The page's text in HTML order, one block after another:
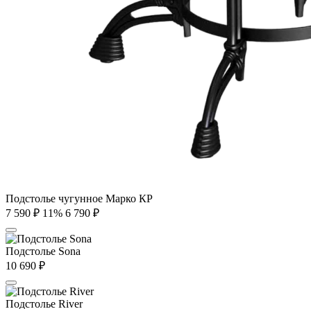
Подстолье чугунное Марко КР
7 590 ₽ 11% 6 790 ₽
Подстолье Sona
10 690 ₽
Подстолье River